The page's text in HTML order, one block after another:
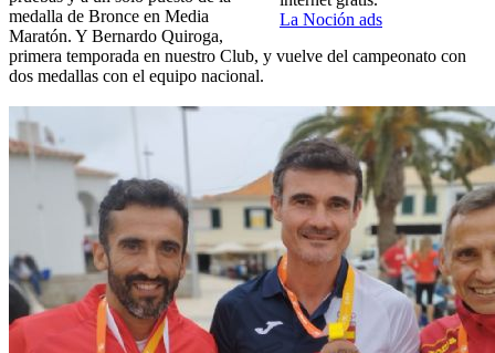
La Noción ads
medalla de Bronce en Media
Maratón. Y Bernardo Quiroga,
primera temporada en nuestro Club, y vuelve del campeonato con
dos medallas con el equipo nacional.